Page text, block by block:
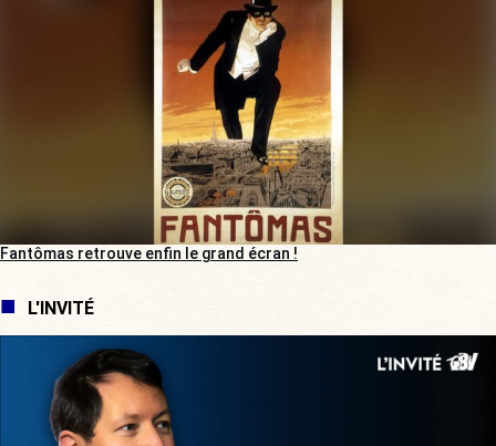
Fantômas retrouve enfin le grand écran !
L'INVITÉ